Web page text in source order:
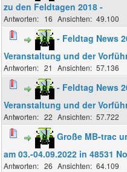
zu den Feldtagen 2018 -
16 49.100
- Feldtag News
Veranstaltung und der
21 57.136
- Feldtag News
Veranstaltung und der
22 57.722
Große MB-trac
am 03.-04.09.2022 in 48531
26 64.109